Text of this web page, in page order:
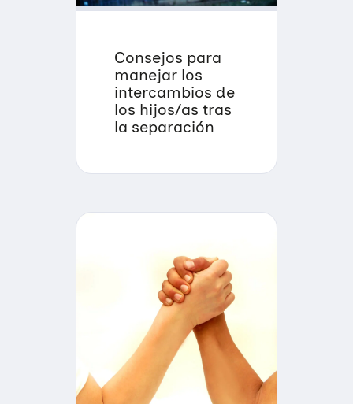
Consejos para
manejar los
intercambios de
los hijos/as tras
la separación